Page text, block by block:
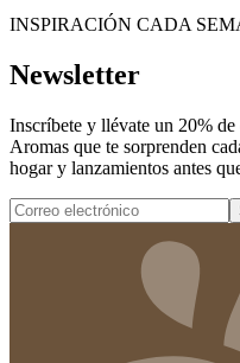
INSPIRACIÓN CADA
Newsletter
Inscríbete y llévate un 20% de
Aromas que te sorprenden
hogar y lanzamientos antes